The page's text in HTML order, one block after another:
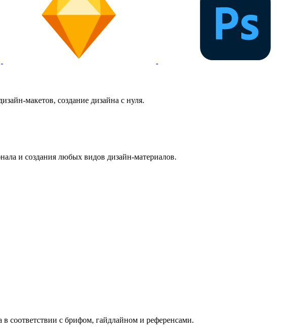
макетов, создание дизайна с нуля.
и создания любых видов дизайн-материалов.
в соответствии с брифом, гайдлайном и референсами.